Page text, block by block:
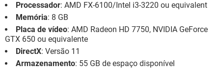
Processador: AMD FX-6100/Intel i3-3220 ou equivalent
Memória: 8 GB
Placa de vídeo: AMD Radeon HD 7750, NVIDIA GeForce
GTX 650 ou equivalente
DirectX: Versão 11
Armazenamento: 55 GB de espaço disponível